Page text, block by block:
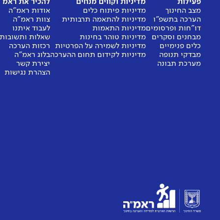
פעילות
מצב החינוך
הערכה בתשפ"ו
דו"חות ופרסומים
מבחנים וסקרים
כלים פנימיים
מבדקי תנופה
מערכת תבונה
מדיניות וקווים מנחים
מדיניות פיתוח כלים
מדיניות להתאמה תרבותית
מדיניות התאמות
מדיניות טוהר בחינות
מדיניות לשמירה על הפרטיות
מדיניות לקידום תחום ההערכה
להכיר את
אודות ראמ"ה
צוות ראמ"ה
לעבוד איתנו
שאלות
רכזות הערכה
בלוג ראמ"ה
יצירת קשר
הצהרת נגישות